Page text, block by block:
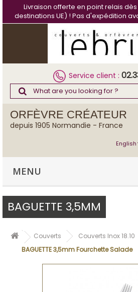
Livraison offerte en point relais
destinations UE) ! Pas d'expédition
Service client :
ORFÈVRE CRÉATEUR
depuis 1905 Normandie - France
English
MENU
BAGUETTE 3,5MM
Couverts Couverts Inox 18.10
BAGUETTE 3,5mm Fourchette Salade
Cookies management panel